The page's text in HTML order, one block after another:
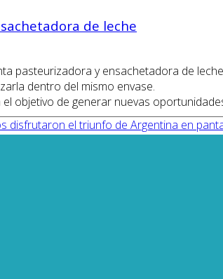
de leche
pasteurizadora y ensachetadora de
dentro del mismo envase.
objetivo de generar nuevas
disfrutaron el triunfo de Argentina en